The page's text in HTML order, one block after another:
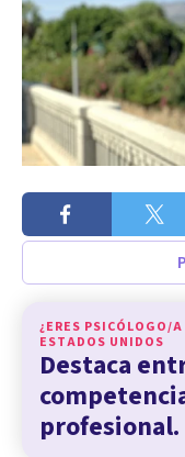
¿ERES PSICÓLOGO/A
ESTADOS UNIDOS
Destaca
profesional.